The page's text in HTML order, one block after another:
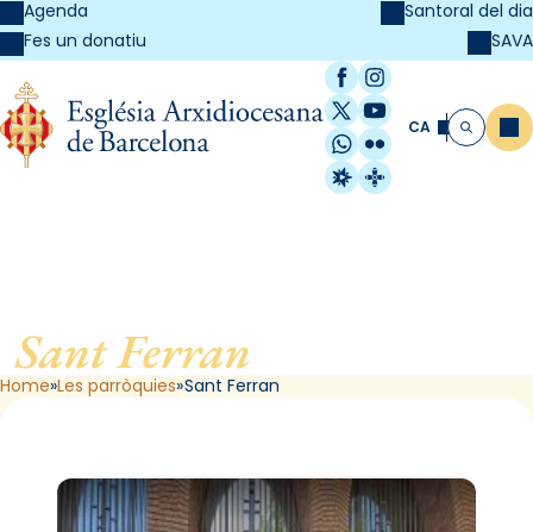
Agenda
Fes un donatiu
Santoral del dia
SAVA
Facebook
Instagram
X / Twitter
YouTube
WhatsApp
Flickr
Radio Estel
Catalunya
CA Cerca
Sant Ferran
Home Les parròquies Sant Ferran